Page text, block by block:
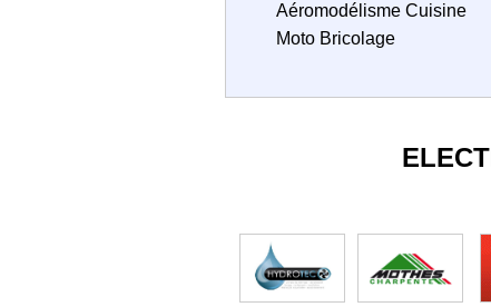
Aéromodélisme Cuisine
Moto Bricolage